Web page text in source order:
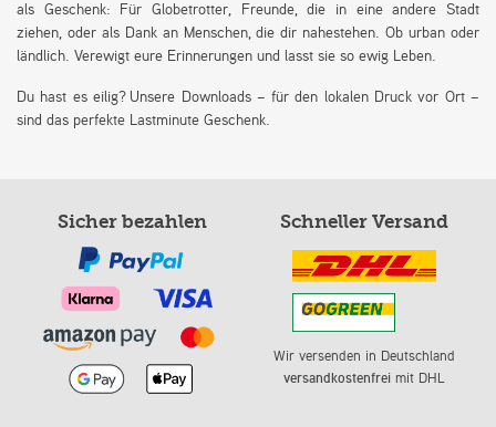
als Geschenk: Für Globetrotter, Freunde, die in eine andere Stadt
ziehen, oder als Dank an Menschen, die dir nahestehen. Ob urban oder
ländlich. Verewigt eure Erinnerungen und lasst sie so ewig Leben.
Du hast es eilig? Unsere Downloads – für den lokalen Druck vor Ort –
sind das perfekte Lastminute Geschenk.
Sicher bezahlen Schneller Versand
Wir versenden in Deutschland
versandkostenfreimit DHL